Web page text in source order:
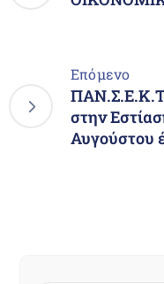
Επόμενο
στην
Αυγούστου